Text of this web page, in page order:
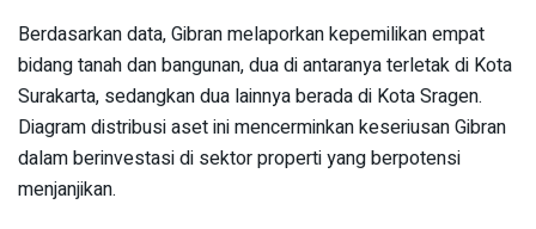
Berdasarkan data, Gibran melaporkan kepemilikan empat
bidang tanah dan bangunan, dua di antaranya terletak di Kota
Surakarta, sedangkan dua lainnya berada di Kota Sragen.
Diagram distribusi aset ini mencerminkan keseriusan Gibran
dalam berinvestasi di sektor properti yang berpotensi
menjanjikan.